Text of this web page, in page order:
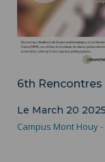
6th
Le March 20 2025
Campus Mont Houy